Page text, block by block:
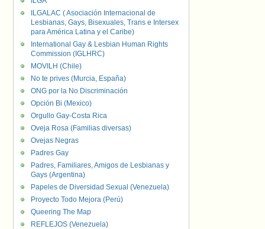
ILGALAC ( Asociación Internacional de
Lesbianas, Gays, Bisexuales, Trans e Intersex
para América Latina y el Caribe)
International Gay & Lesbian Human Rights
Commission (IGLHRC)
MOVILH (Chile)
No te prives (Murcia, España)
ONG por la No Discriminación
Opción Bi (Mexico)
Orgullo Gay-Costa Rica
Oveja Rosa (Familias diversas)
Ovejas Negras
Padres Gay
Padres, Familiares, Amigos de Lesbianas y
Gays (Argentina)
Papeles de Diversidad Sexual (Venezuela)
Proyecto Todo Mejora (Perú)
Queering The Map
REFLEJOS (Venezuela)